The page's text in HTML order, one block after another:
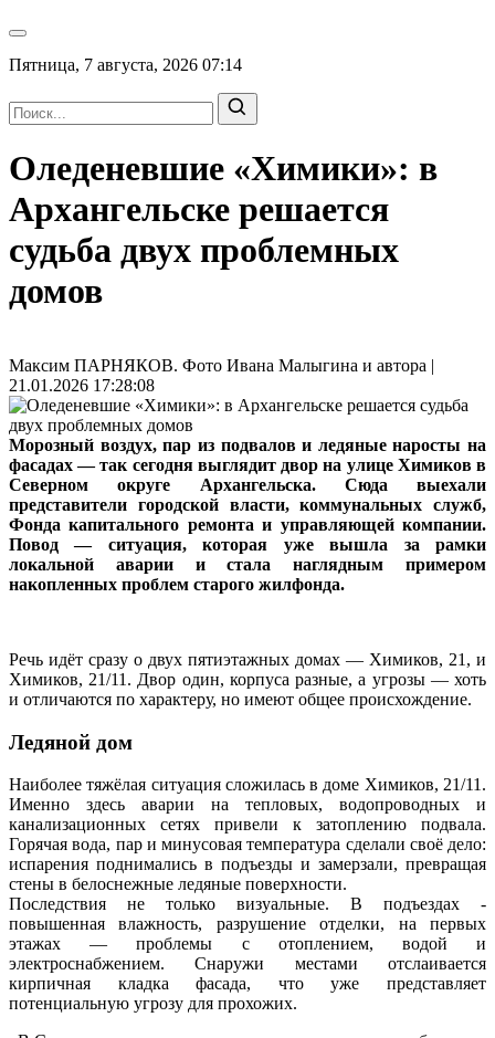
Пятница, 7 августа, 2026 07:14
Оледеневшие «Химики»: в
Архангельске решается
судьба двух проблемных
домов
Максим ПАРНЯКОВ. Фото Ивана Малыгина и автора |
21.01.2026 17:28:08
Морозный воздух, пар из подвалов и ледяные наросты на
фасадах — так сегодня выглядит двор на улице Химиков в
Северном округе Архангельска. Сюда выехали
представители городской власти, коммунальных служб,
Фонда капитального ремонта и управляющей компании.
Повод — ситуация, которая уже вышла за рамки
локальной аварии и стала наглядным примером
накопленных проблем старого жилфонда.
Речь идёт сразу о двух пятиэтажных домах — Химиков, 21, и
Химиков, 21/11. Двор один, корпуса разные, а угрозы — хоть
и отличаются по характеру, но имеют общее происхождение.
Ледяной дом
Наиболее тяжёлая ситуация сложилась в доме Химиков, 21/11.
Именно здесь аварии на тепловых, водопроводных и
канализационных сетях привели к затоплению подвала.
Горячая вода, пар и минусовая температура сделали своё дело:
испарения поднимались в подъезды и замерзали, превращая
стены в белоснежные ледяные поверхности.
Последствия не только визуальные. В подъездах -
повышенная влажность, разрушение отделки, на первых
этажах — проблемы с отоплением, водой и
электроснабжением. Снаружи местами отслаивается
кирпичная кладка фасада, что уже представляет
потенциальную угрозу для прохожих.